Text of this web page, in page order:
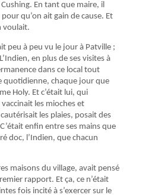
En tant que maire, il
qu’on ait gain de cause. Et
voulait.
peu à peu vu le jour à Patville ;
en plus de ses visites à
dans ce local tout
quotidienne, chaque jour que
Holy. Et c’était lui, qui
les mioches et
les plaies, posait des
enfin entre ses mains que
doc, l’Indien, que chacun
maisons du village, avait pensé
rapport. Et ça, ce n’était
fois incité à s’exercer sur le